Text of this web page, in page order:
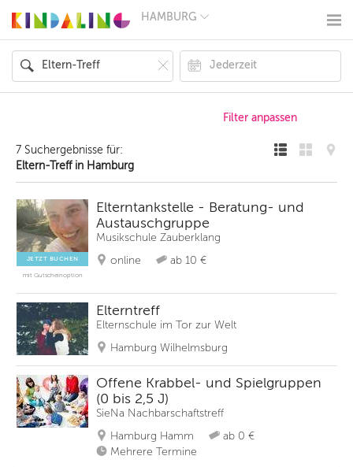
HAMBURG
MÜNCHEN
HAMBURG
FRANKFURT
KÖLN
LEIPZIG
DRESDEN
NÜRNBERG
WIEN
ZÜRICH
REGIONEN
7 Suchergebnisse für:
Eltern-Treff in Hamburg
JETZT BUCHEN
mit Gutscheinoption
Elterntankstelle - Beratung- und
Austauschgruppe
Musikschule Zauberklang
online
ab 10 €
Elterntreff
Elternschule im Tor zur Welt
Hamburg Wilhelmsburg
Offene Krabbel- und Spielgruppen
(0 bis 2,5 J)
SieNa Nachbarschaftstreff
Hamburg Hamm
ab 0 €
Mehrere Termine